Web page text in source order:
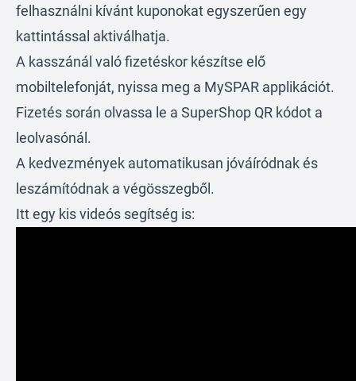
felhasználni kívánt kuponokat egyszerűen egy
kattintással aktiválhatja.
A kasszánál való fizetéskor készítse elő
mobiltelefonját, nyissa meg a MySPAR applikációt.
Fizetés során olvassa le a SuperShop QR kódot a
leolvasónál.
A kedvezmények automatikusan jóváíródnak és
leszámítódnak a végösszegből.
Itt egy kis videós segítség is: